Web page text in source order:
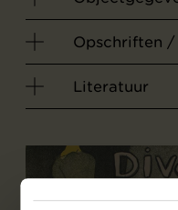
Opschriften /
Literatuur